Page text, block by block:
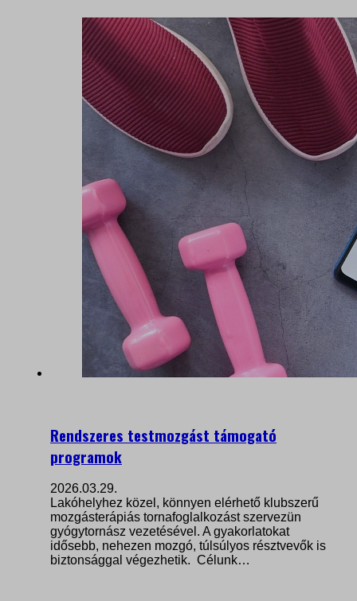
Rendszeres testmozgást támogató
programok
2026.03.29.
Lakóhelyhez közel, könnyen elérhető klubszerű
mozgásterápiás tornafoglalkozást szervezün
gyógytornász vezetésével. A gyakorlatokat
idősebb, nehezen mozgó, túlsúlyos résztvevők is
biztonsággal végezhetik. Célunk…